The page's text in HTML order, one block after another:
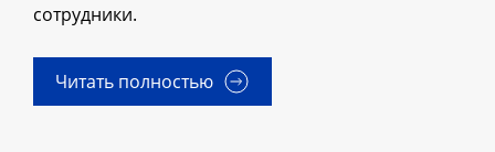
сотрудники.
Читать полностью